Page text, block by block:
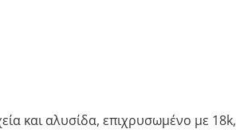
και αλυσίδα, επιχρυσωμένο με 18k,